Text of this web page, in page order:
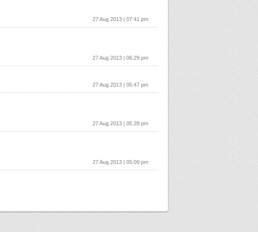
27 Aug 2013 | 07:41 pm
27 Aug 2013 | 06:29 pm
27 Aug 2013 | 05:47 pm
27 Aug 2013 | 05:28 pm
27 Aug 2013 | 05:09 pm